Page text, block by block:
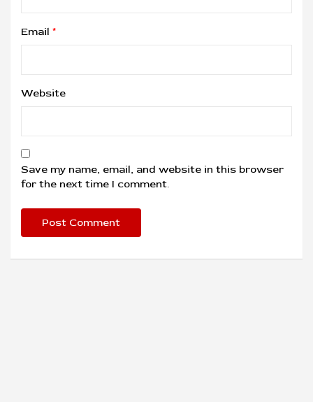
Email *
Website
Save my name, email, and website in this browser
for the next time I comment.